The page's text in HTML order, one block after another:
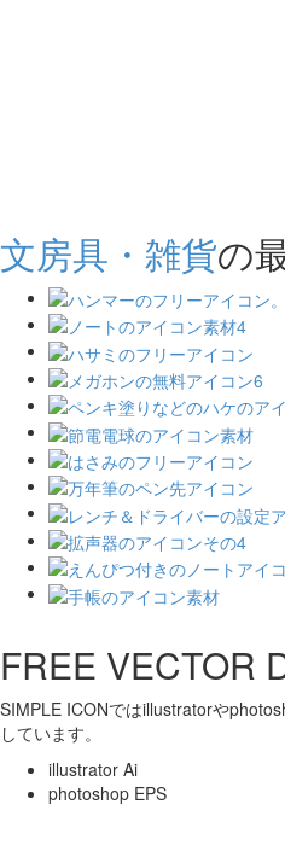
文房具・雑貨の
FREE VECTOR
SIMPLE ICONではillustratorや
しています。
illustrator Ai
photoshop EPS